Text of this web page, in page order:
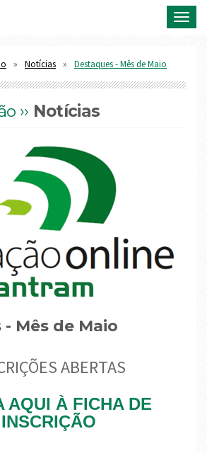
Notícias Destaques - Mês de Maio
›› Notícias
Mês de Maio
ABERTAS
AQUI À FICHA DE
INSCRIÇÃO